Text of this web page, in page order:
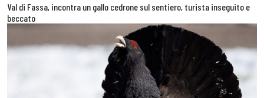
Val di Fassa, incontra un gallo cedrone sul sentiero, turista inseguito e
beccato